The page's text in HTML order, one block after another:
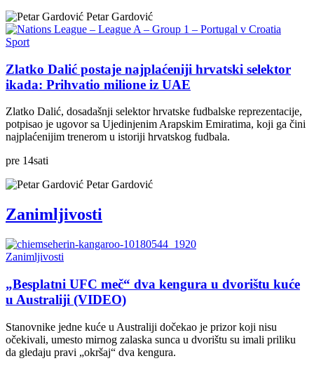
Petar Gardović
Sport
Zlatko Dalić postaje najplaćeniji hrvatski selektor
ikada: Prihvatio milione iz UAE
Zlatko Dalić, dosadašnji selektor hrvatske fudbalske reprezentacije,
potpisao je ugovor sa Ujedinjenim Arapskim Emiratima, koji ga čini
najplaćenijim trenerom u istoriji hrvatskog fudbala.
pre 14sati
Petar Gardović
Zanimljivosti
Zanimljivosti
„Besplatni UFC meč“ dva kengura u dvorištu kuće
u Australiji (VIDEO)
Stanovnike jedne kuće u Australiji dočekao je prizor koji nisu
očekivali, umesto mirnog zalaska sunca u dvorištu su imali priliku
da gledaju pravi „okršaj“ dva kengura.